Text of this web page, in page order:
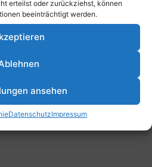
erteilst oder zurückziehst, können
beeinträchtigt werden.
ansehen
DatenschutzImpressum
abonnieren